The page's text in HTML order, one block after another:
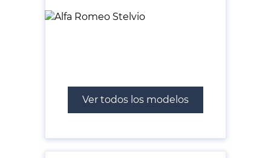
Ver todos los modelos